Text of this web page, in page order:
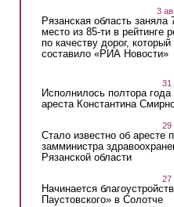
3
Рязанская область заняла
место из 85-ти в рейтинге
по качеству дорог, который
составило «РИА Новости»
31
Исполнилось полтора года
ареста Константина
29
Стало известно об аресте
замминистра
Рязанской области
27
Начинается
Паустовского» в Солотче